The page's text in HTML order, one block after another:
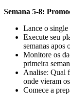
Semana 5-8:
Lance o single
Execute seu
semanas apos
Monitore os
primeira
Analise: Qual
onde vieram
Comece a